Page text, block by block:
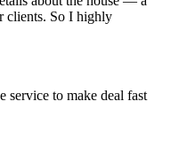
clients. So I highly
service to make deal fast